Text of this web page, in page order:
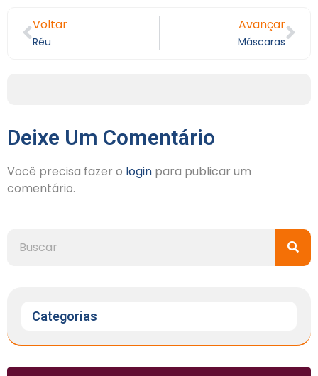
Voltar
Réu
Avançar
Máscaras
Deixe Um Comentário
Você precisa fazer o login para publicar um
comentário.
Categorias